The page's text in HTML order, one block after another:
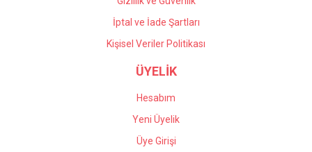
İptal ve İade Şartları
Kişisel Veriler Politikası
ÜYELİK
Hesabım
Yeni Üyelik
Üye Girişi